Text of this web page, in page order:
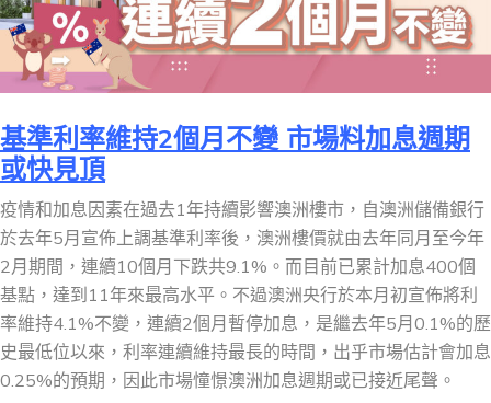
基準利率維持2個月不變 市場料加息週期
或快見頂
疫情和加息因素在過去1年持續影響澳洲樓市，自澳洲儲備銀行
於去年5月宣佈上調基準利率後，澳洲樓價就由去年同月至今年
2月期間，連續10個月下跌共9.1%。而目前已累計加息400個
基點，達到11年來最高水平。不過澳洲央行於本月初宣佈將利
率維持4.1%不變，連續2個月暫停加息，是繼去年5月0.1%的歷
史最低位以來，利率連續維持最長的時間，出乎市場估計會加息
0.25%的預期，因此市場憧憬澳洲加息週期或已接近尾聲。